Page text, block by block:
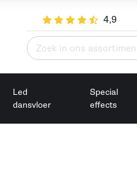
4,9
Zoeken
naar:
Led
dansvloer
Special
effects